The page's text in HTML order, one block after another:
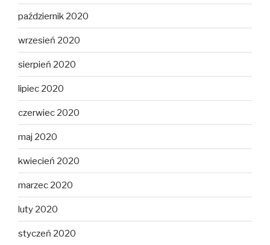
październik 2020
wrzesień 2020
sierpień 2020
lipiec 2020
czerwiec 2020
maj 2020
kwiecień 2020
marzec 2020
luty 2020
styczeń 2020